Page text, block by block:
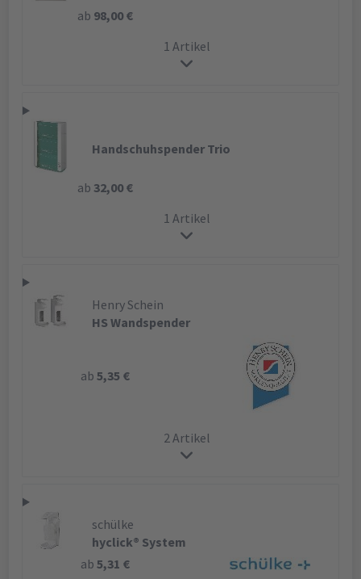
ab 98,00 €
1 Artikel
Handschuhspender Trio
ab 32,00 €
1 Artikel
Henry Schein
HS Wandspender
ab 5,35 €
2 Artikel
schülke
hyclick® System
ab 5,31 €